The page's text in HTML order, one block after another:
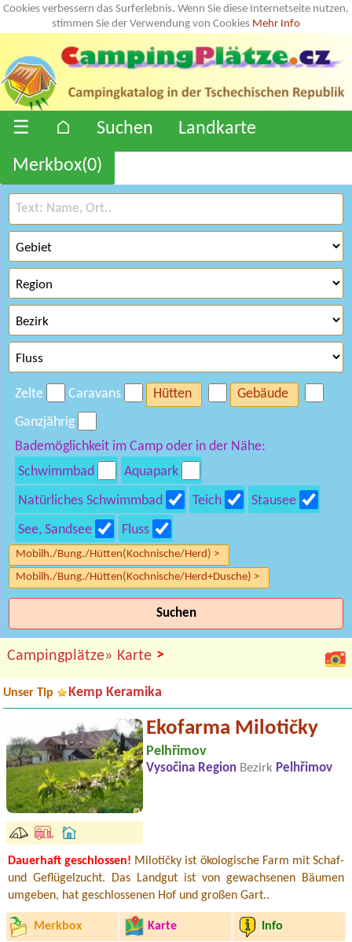
Cookies verbessern das Surferlebnis. Wenn Sie diese Internetseite nutzen,
stimmen Sie der Verwendung von Cookies Mehr Info
☰ ⌂ Suchen
Landkarte
Merkbox(0)
Zelte Caravans Hütten
Gebäude
Ganzjährig
Bademöglichkeit im Camp oder in der Nähe:
Schwimmbad
Aquapark
Natürliches Schwimmbad
Teich
Stausee
See, Sandsee
Fluss
Mobilh./Bung./Hütten(Kochnische/Herd) >
Mobilh./Bung./Hütten(Kochnische/Herd+Dusche) >
Suchen
Campingplätze» Karte >
Unser Tip Kemp Keramika
Ekofarma Milotičky
Pelhřimov
Vysočina Region Bezirk Pelhřimov
Dauerhaft geschlossen! Milotičky ist ökologische Farm mit Schaf-
und Geflügelzucht. Das Landgut ist von gewachsenen Bäumen
umgeben, hat geschlossenen Hof und großen Gart..
Merkbox Karte Info